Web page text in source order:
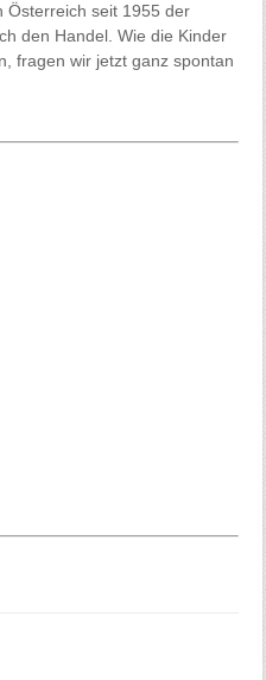
Österreich seit 1955 der
den Handel. Wie die Kinder
fragen wir jetzt ganz spontan